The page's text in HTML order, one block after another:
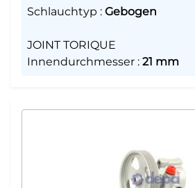
Schlauchtyp : Gebogen
JOINT TORIQUE
Innendurchmesser : 21 mm